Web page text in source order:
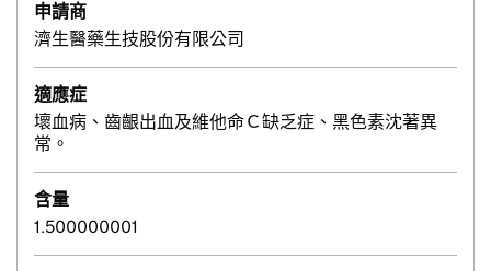
申請商
濟生醫藥生技股份有限公司
適應症
壞血病、齒齦出血及維他命Ｃ缺乏症、黑色素沈著異
常。
含量
1.500000001